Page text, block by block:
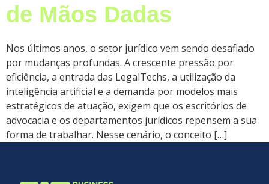
de Mãos Dadas
Nos últimos anos, o setor jurídico vem sendo desafiado
por mudanças profundas. A crescente pressão por
eficiência, a entrada das LegalTechs, a utilização da
inteligência artificial e a demanda por modelos mais
estratégicos de atuação, exigem que os escritórios de
advocacia e os departamentos jurídicos repensem a sua
forma de trabalhar. Nesse cenário, o conceito […]